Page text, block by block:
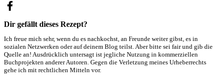
Dir gefällt dieses Rezept?
Ich freue mich sehr, wenn du es nachkochst, an Freunde weiter gibst, es in
sozialen Netzwerken oder auf deinem Blog teilst. Aber bitte sei fair und gib die
Quelle an! Ausdrücklich untersagt ist jegliche Nutzung in kommerziellen
Buchprojekten anderer Autoren. Gegen die Verletzung meines Urheberrechts
gehe ich mit rechtlichen Mitteln vor.